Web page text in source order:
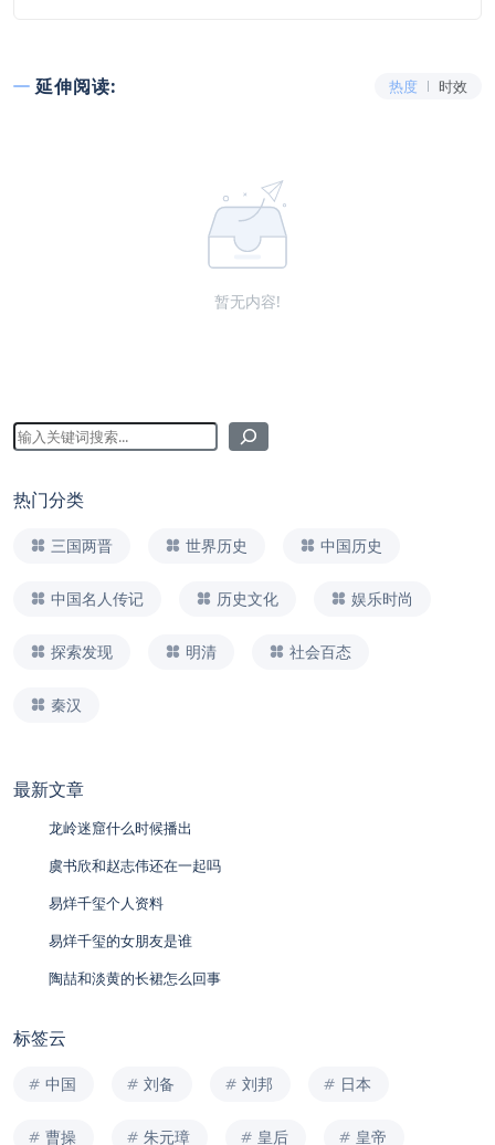
延伸阅读: 热度 时效
暂无内容!
热门分类
三国两晋 世界历史 中国历史
中国名人传记 历史文化 娱乐时尚
探索发现 明清 社会百态
秦汉
最新文章
龙岭迷窟什么时候播出
虞书欣和赵志伟还在一起吗
易烊千玺个人资料
易烊千玺的女朋友是谁
陶喆和淡黄的长裙怎么回事
标签云
中国 刘备 刘邦 日本
曹操 朱元璋 皇后 皇帝